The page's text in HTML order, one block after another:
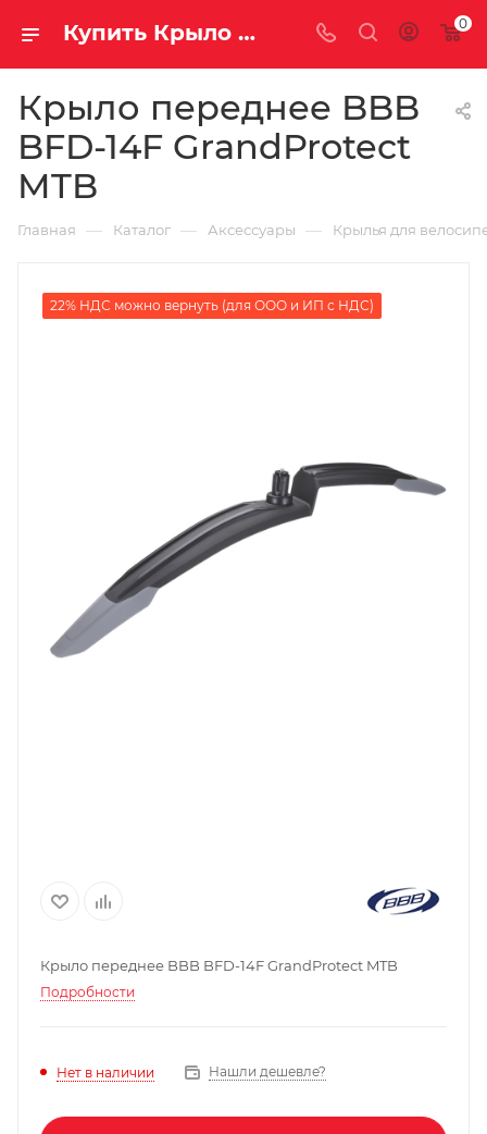
Купить Крыло переднее BBB BFD-14F GrandProtect MTB за рублей, а со скидкой 0
Крыло переднее BBB
BFD-14F GrandProtect
MTB
Главная — Каталог — Аксессуары — Крылья для
22% НДС можно вернуть (для ООО и ИП с НДС)
Крыло переднее BBB BFD-14F GrandProtect MTB
Подробности
Нет в наличии Нашли дешевле?